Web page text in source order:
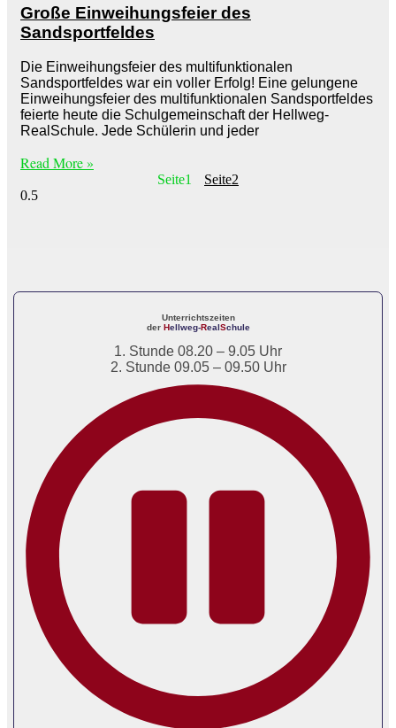
Große Einweihungsfeier des
Sandsportfeldes
Die Einweihungsfeier des multifunktionalen
Sandsportfeldes war ein voller Erfolg! Eine gelungene
Einweihungsfeier des multifunktionalen Sandsportfeldes
feierte heute die Schulgemeinschaft der Hellweg-
RealSchule. Jede Schülerin und jeder
Read More »
Seite1 Seite2
Unterrichtszeiten
der Hellweg-RealSchule
1. Stunde 08.20 – 9.05 Uhr
2. Stunde 09.05 – 09.50 Uhr